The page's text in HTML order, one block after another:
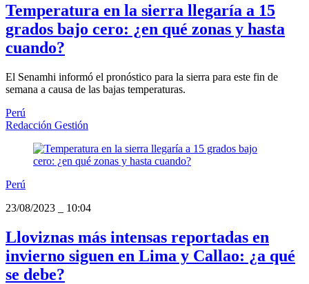
Temperatura en la sierra llegaría a 15
grados bajo cero: ¿en qué zonas y hasta
cuando?
El Senamhi informó el pronóstico para la sierra para este fin de
semana a causa de las bajas temperaturas.
Perú
Redacción Gestión
Perú
23/08/2023
10:04
Lloviznas más intensas reportadas en
invierno siguen en Lima y Callao: ¿a qué
se debe?